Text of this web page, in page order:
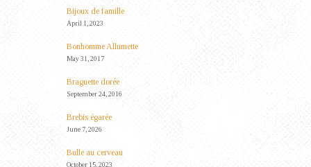
Bijoux de famille
April 1, 2023
Bonhomme Allumette
May 31, 2017
Braguette dorée
September 24, 2016
Brebis égarée
June 7, 2026
Bulle au cerveau
October 15, 2023